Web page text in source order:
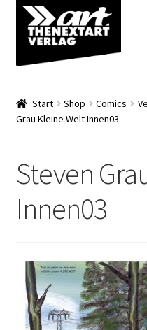
Zur
Navigation
springen
Zum
Inhalt
springen
Shop
Start Shop Comics
Grau Kleine Welt Innen03
Steven
Innen03